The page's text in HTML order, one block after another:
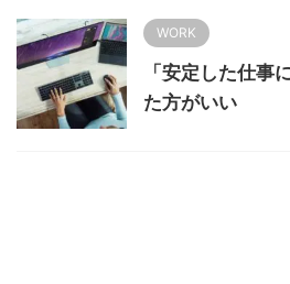
WORK
「安定した仕
た方がいい